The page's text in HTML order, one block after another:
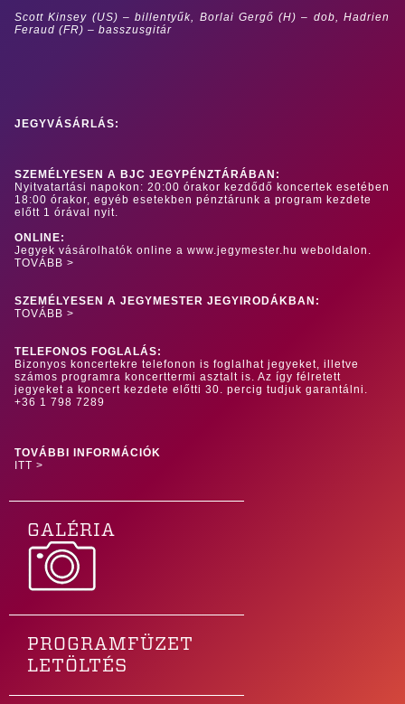
Scott Kinsey (US) – billentyűk, Borlai Gergő (H)– dob, Hadrien
Feraud (FR) – basszusgitár
JEGYVÁSÁRLÁS:
SZEMÉLYESEN A BJC JEGYPÉNZTÁRÁBAN:
Nyitvatartási napokon: 20:00 órakor kezdődő koncertek esetében
18:00 órakor, egyéb esetekben pénztárunk a program kezdete
előtt 1 órával nyit.
ONLINE:
Jegyek vásárolhatók online a www.jegymester.hu weboldalon.
TOVÁBB >
SZEMÉLYESEN A JEGYMESTER JEGYIRODÁKBAN:
TOVÁBB >
TELEFONOS FOGLALÁS:
Bizonyos koncertekre telefonon is foglalhat jegyeket, illetve
számos programra koncerttermi asztalt is. Az így félretett
jegyeket a koncert kezdete előtti 30. percig tudjuk garantálni.
+36 1 798 7289
TOVÁBBI INFORMÁCIÓK
ITT >
GALÉRIA
PROGRAMFÜZET
LETÖLTÉS